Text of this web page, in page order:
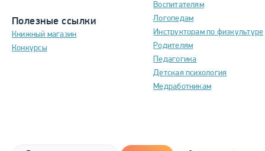
Полезные ссылки
Книжный магазин
Конкурсы
Воспитателям
Логопедам
Инструкторам по физкультуре
Родителям
Педагогика
Детская психология
Медработникам